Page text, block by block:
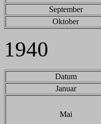
September
Oktober
1940
Datum
Januar
Mai